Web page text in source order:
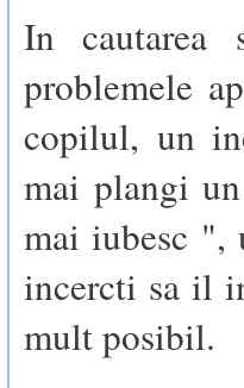
In
problemele
copilul, un
mai plangi
mai iubesc
incercti sa il
mult posibil.